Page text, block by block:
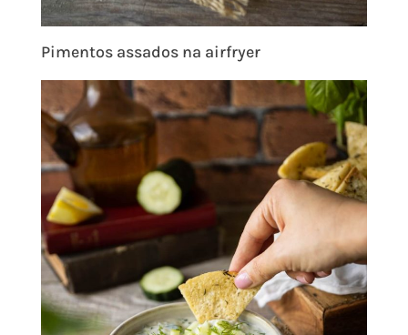
Pimentos assados na airfryer